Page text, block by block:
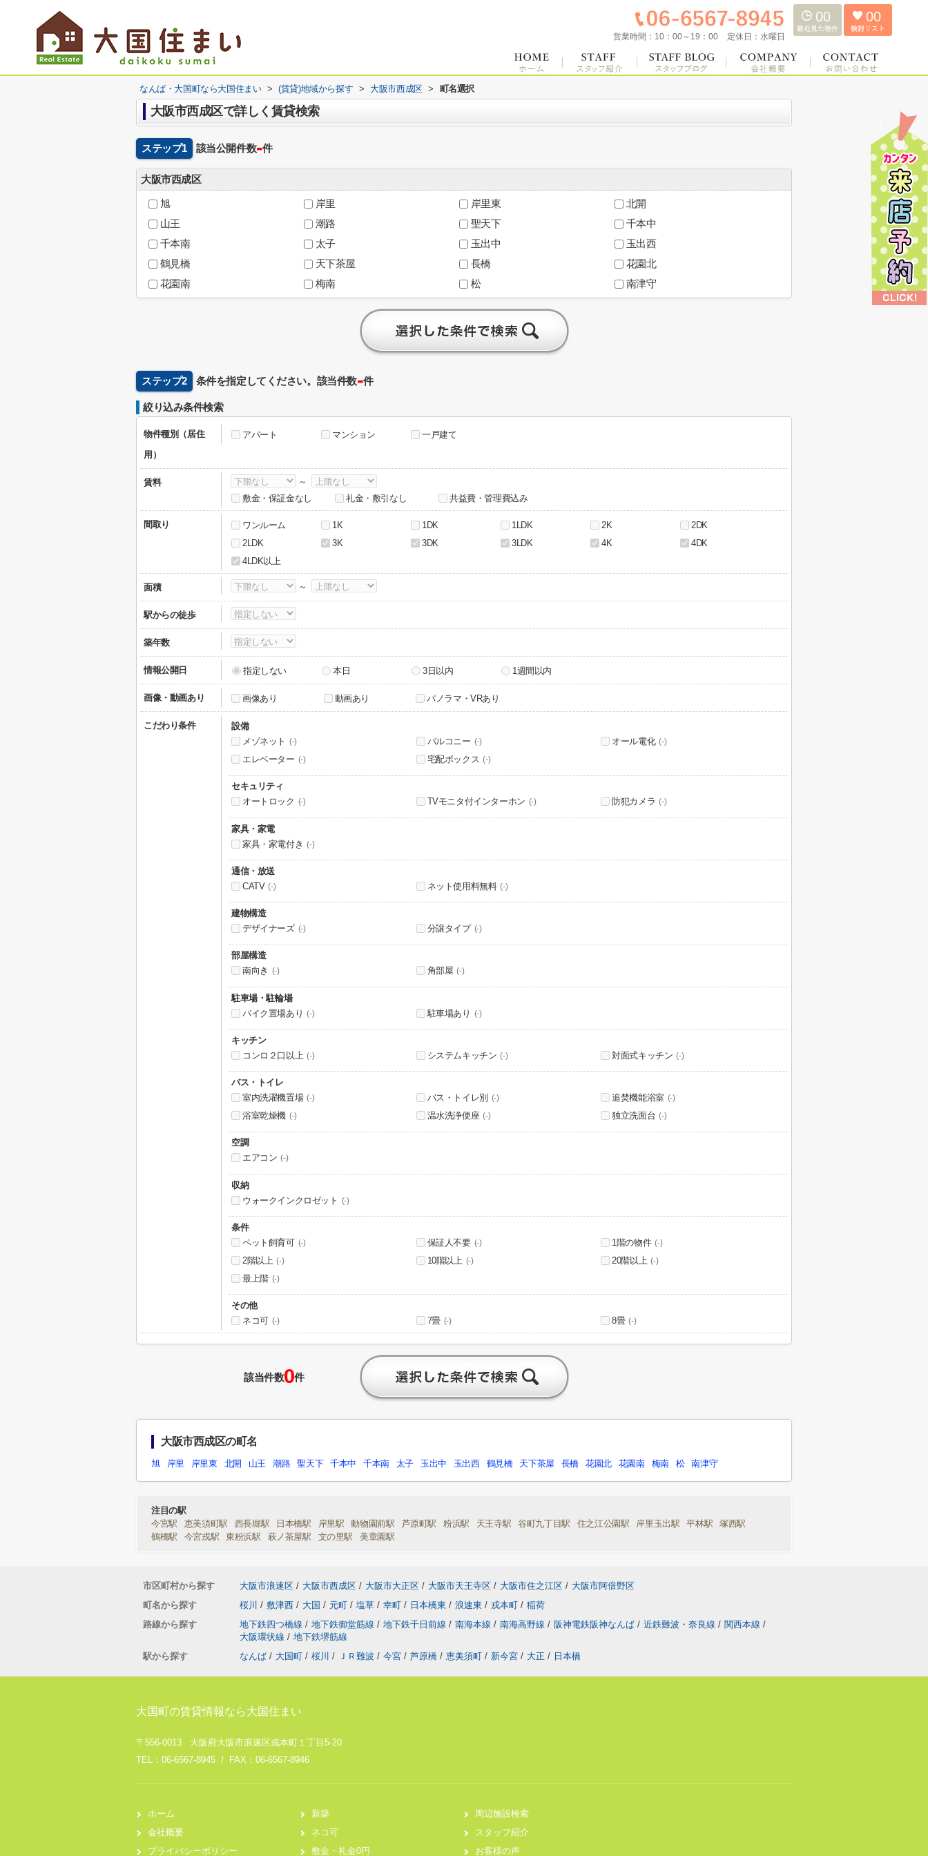
営業時間： 10：00～19：00 定休日： 水曜日
00 00
なんば・大国町なら大国住まい > (賃貸)地域から探す > 大阪市西成区 > 町名選択
大阪市西成区で詳しく賃貸検索
ステップ1 該当公開件数-件
大阪市西成区
旭 岸里 岸里東
北開
山王
潮路 聖天下
千本中
千本南
太子 玉出中
玉出西
鶴見橋
天下茶屋 長橋
花園北
花園南
梅南 松 南津守
ステップ2 条件を指定してください。該当件数-件
絞り込み条件検索
物件種別（居住
用）
アパート マンション 一戸建て
賃料
～
敷金・保証金なし
礼金・敷引なし 共益費・管理費込み
間取り ワンルーム 1K 1DK 1LDK 2K
2DK
2LDK
3K 3DK 3LDK 4K
4DK
4LDK以上
面積 ～
駅からの徒歩
築年数
情報公開日 指定しない 本日 3日以内 1週間以内
画像・動画あり 画像あり 動画あり パノラマ・VRあり
こだわり条件
設備
メゾネット
(-) バルコニー (-) オール電化 (-)
エレベーター (-) 宅配ボックス (-)
セキュリティ
オートロック (-) TVモニタ付インターホン (-) 防犯カメラ (-)
家具・家電
家具・家電付き
(-)
通信・放送
CATV (-) ネット使用料無料 (-)
建物構造
デザイナーズ (-) 分譲タイプ (-)
部屋構造
南向き
(-) 角部屋 (-)
駐車場・駐輪場
バイク置場あり
(-) 駐車場あり (-)
キッチン
コンロ２口以上 (-) システムキッチン (-) 対面式キッチン (-)
バス・トイレ
室内洗濯機置場 (-) バス・トイレ別 (-) 追焚機能浴室 (-)
浴室乾燥機 (-) 温水洗浄便座 (-) 独立洗面台 (-)
空調
エアコン (-)
収納
ウォークインクロゼット
(-)
条件
ペット飼育可 (-) 保証人不要 (-) 1階の物件 (-)
2階以上 (-) 10階以上 (-) 20階以上 (-)
最上階 (-)
その他
ネコ可 (-) 7畳 (-) 8畳 (-)
該当件数0件
大阪市西成区の町名
旭 岸里 岸里東 北開 山王 潮路 聖天下 千本中 千本南 太子 玉出中 玉出西 鶴見橋 天下茶屋 長橋 花園北 花園南 梅南 松 南津守
注目の駅
今宮駅
恵美須町駅 西長堀駅 日本橋駅 岸里駅 動物園前駅 芦原町駅 粉浜駅 天王寺駅 谷町九丁目駅 住之江公園駅 岸里玉出駅 平林駅
塚西駅
鶴橋駅
今宮戎駅 東粉浜駅 萩ノ茶屋駅 文の里駅 美章園駅
市区町村から探す 大阪市浪速区 / 大阪市西成区 / 大阪市大正区 / 大阪市天王寺区 / 大阪市住之江区 / 大阪市阿倍野区
町名から探す
桜川 / 敷津西 / 大国 / 元町 / 塩草 / 幸町 / 日本橋東 / 浪速東 / 戎本町 / 稲荷
路線から探す
地下鉄四つ橋線 / 地下鉄御堂筋線 / 地下鉄千日前線 / 南海本線 / 南海高野線 / 阪神電鉄阪神なんば / 近鉄難波・奈良線 / 関西本線 /
大阪環状線 / 地下鉄堺筋線
駅から探す
なんば / 大国町 / 桜川 / ＪＲ難波 / 今宮 / 芦原橋 / 恵美須町 / 新今宮 / 大正 / 日本橋
大国町の賃貸情報なら大国住まい
〒556-0013 大阪府大阪市浪速区戎本町１丁目5-20
TEL：06-6567-8945 / FAX：06-6567-8946
ホーム
会社概要
プライバシーポリシー
新築
ネコ可
敷金・礼金0円
周辺施設検索
スタッフ紹介
お客様の声